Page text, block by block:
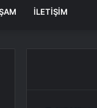
İLETIŞIM